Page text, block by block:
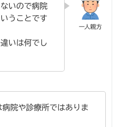
いので病院
うことです
いは何でし
病院や診療所ではありま